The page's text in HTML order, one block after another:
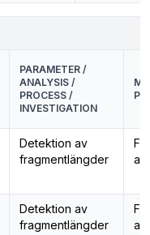
PARAMETER /
ANALYSIS /
PROCESS /
INVESTIGATION
Detektion av
fragmentlängder
Detektion av
fragmentlängder